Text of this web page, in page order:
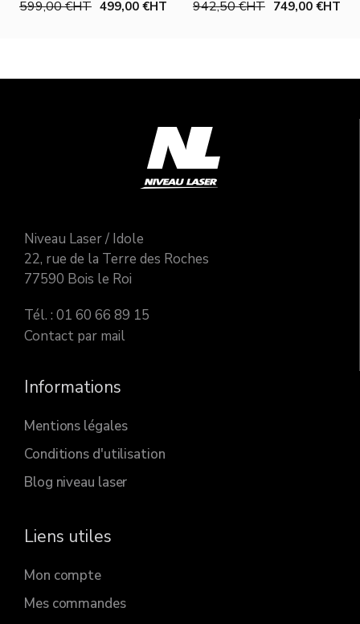
599,00 €HT 499,00 €HT 942,50 €HT 749,00 €HT
Choisir une option
Niveau Laser / Idole
22, rue de la Terre des Roches
77590 Bois le Roi
Tél. : 01 60 66 89 15
Contact par mail
Informations
Mentions légales
Conditions d'utilisation
Blog niveau laser
Liens utiles
Mon compte
Mes commandes